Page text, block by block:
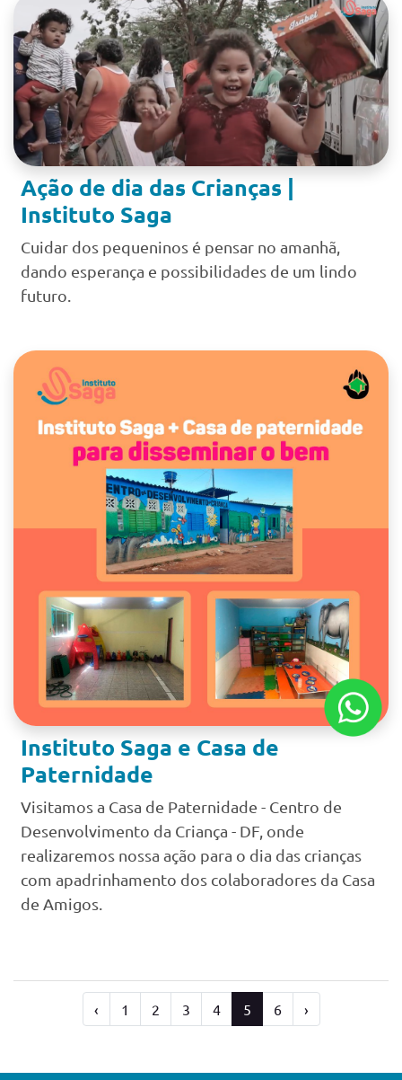
Ação de dia das Crianças |
Instituto Saga
Cuidar dos pequeninos é pensar no amanhã,
dando esperança e possibilidades de um lindo
futuro.
Instituto Saga e Casa de
Paternidade
Visitamos a Casa de Paternidade - Centro de
Desenvolvimento da Criança - DF, onde
realizaremos nossa ação para o dia das crianças
com apadrinhamento dos colaboradores da Casa
de Amigos.
‹ 1 2 3 4 5 6 ›